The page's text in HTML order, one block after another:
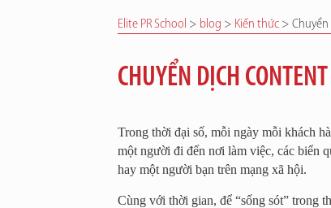
Elite PR School > blog > Kiến thức >
CHUYỂN DỊCH
Trong thời đại số, mỗi ngày mỗi khách
một người đi đến nơi làm việc, các biển
hay một người bạn trên mạng xã hội.
Cùng với thời gian, để “sống sót” trong